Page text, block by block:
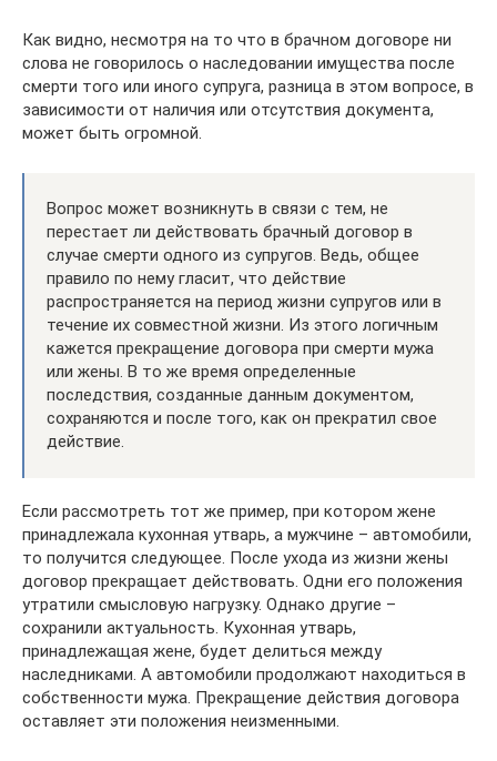
Как видно, несмотря на то что в брачном договоре ни
слова не говорилось о наследовании имущества после
смерти того или иного супруга, разница в этом вопросе, в
зависимости от наличия или отсутствия документа,
может быть огромной.
Вопрос может возникнуть в связи с тем, не
перестает ли действовать брачный договор в
случае смерти одного из супругов. Ведь, общее
правило по нему гласит, что действие
распространяется на период жизни супругов или в
течение их совместной жизни. Из этого логичным
кажется прекращение договора при смерти мужа
или жены. В то же время определенные
последствия, созданные данным документом,
сохраняются и после того, как он прекратил свое
действие.
Если рассмотреть тот же пример, при котором жене
принадлежала кухонная утварь, а мужчине – автомобили,
то получится следующее. После ухода из жизни жены
договор прекращает действовать. Одни его положения
утратили смысловую нагрузку. Однако другие –
сохранили актуальность. Кухонная утварь,
принадлежащая жене, будет делиться между
наследниками. А автомобили продолжают находиться в
собственности мужа. Прекращение действия договора
оставляет эти положения неизменными.